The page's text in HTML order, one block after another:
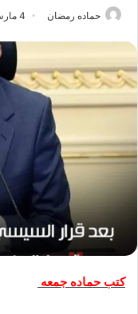
حماده رمضان 4 مارس، 2023
كتب حماده جمعه